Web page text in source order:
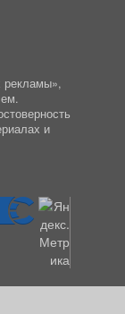
рекламы»,
и